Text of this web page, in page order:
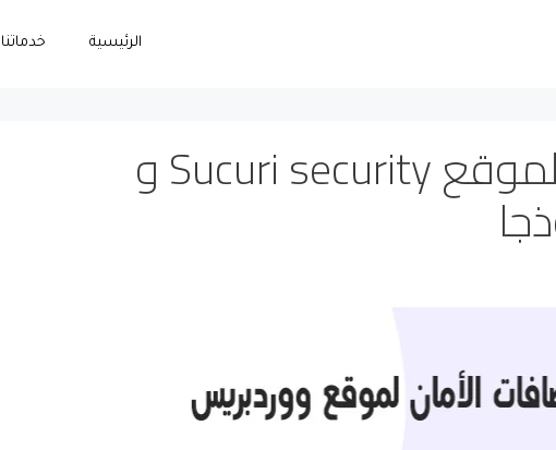
الرئيسية خدماتنا
إضافات الأمان للموقع Sucuri security و